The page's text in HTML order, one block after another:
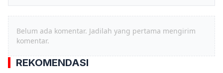
Belum ada komentar. Jadilah yang pertama mengirim
komentar.
REKOMENDASI